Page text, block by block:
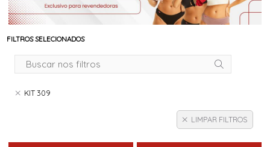
FILTROS SELECIONADOS
KIT 309
LIMPAR FILTROS